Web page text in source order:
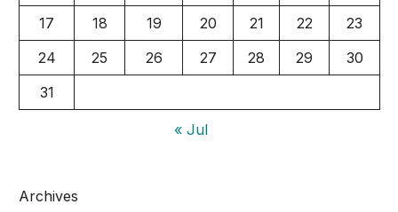
17
18 19 20 21 22
23
24
25 26 27 28 29
30
31
« Jul
Archives